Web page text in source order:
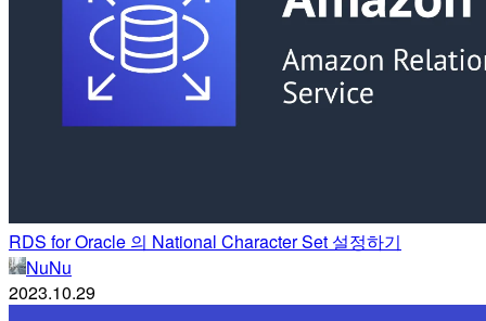
RDS for Oracle 의 National Character Set 설정하기
NuNu
2023.10.29